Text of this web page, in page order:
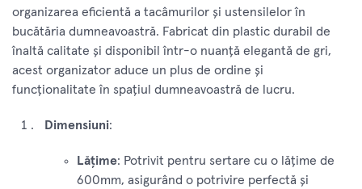
organizarea eficientă a tacâmurilor și ustensilelor în
bucătăria dumneavoastră. Fabricat din plastic durabil de
înaltă calitate și disponibil într-o nuanță elegantă de gri,
acest organizator aduce un plus de ordine și
funcționalitate în spațiul dumneavoastră de lucru.
Dimensiuni:
Lățime: Potrivit pentru sertare cu o lățime de
600mm, asigurând o potrivire perfectă și